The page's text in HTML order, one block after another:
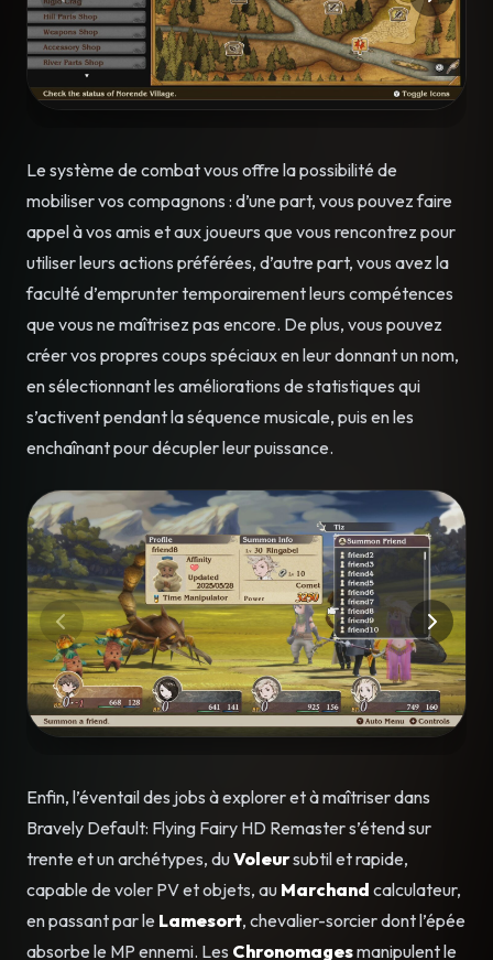
Le système de combat vous offre la possibilité de
mobiliser vos compagnons : d’une part, vous pouvez faire
appel à vos amis et aux joueurs que vous rencontrez pour
utiliser leurs actions préférées, d’autre part, vous avez la
faculté d’emprunter temporairement leurs compétences
que vous ne maîtrisez pas encore. De plus, vous pouvez
créer vos propres coups spéciaux en leur donnant un nom,
en sélectionnant les améliorations de statistiques qui
s’activent pendant la séquence musicale, puis en les
enchaînant pour décupler leur puissance.
Enfin, l’éventail des jobs à explorer et à maîtriser dans
Bravely Default: Flying Fairy HD Remaster s’étend sur
trente et un archétypes, duVoleursubtil et rapide,
capable de voler PV et objets, au Marchand calculateur,
en passant par le Lamesort, chevalier-sorcier dont l’épée
absorbe le MP ennemi. Les Chronomagesmanipulent le